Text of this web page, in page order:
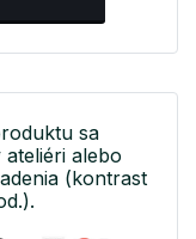
sa
alebo
(kontrast